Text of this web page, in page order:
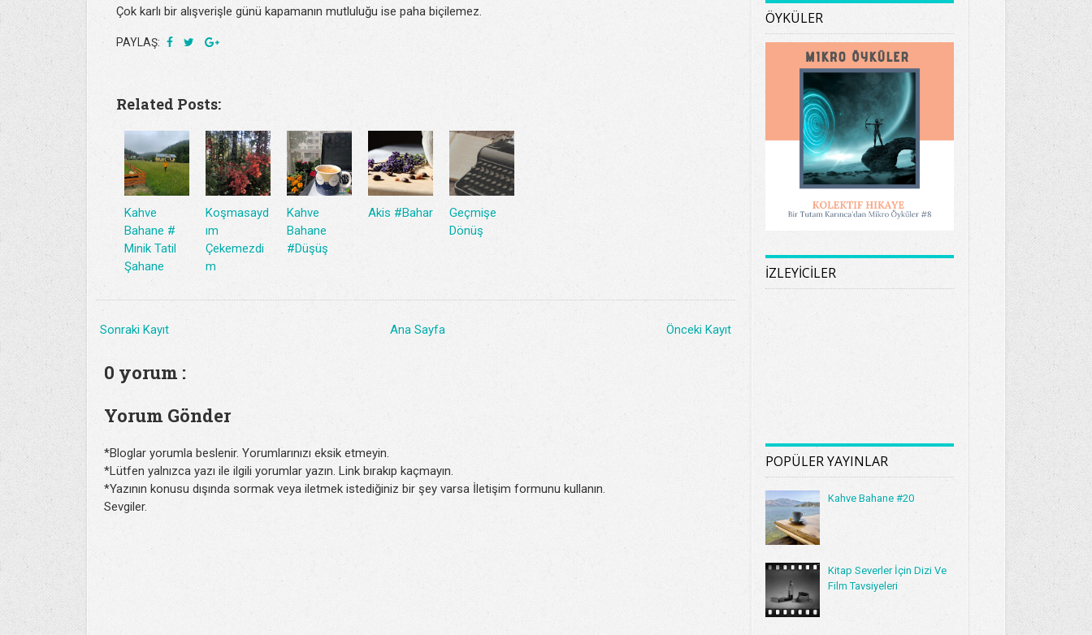
Çok karlı bir alışverişle günü kapamanın mutluluğu ise paha biçilemez.
PAYLAŞ:
Related Posts:
Kahve
Bahane #
Minik Tatil
Şahane
Koşmasayd
ım
Çekemezdi
m
Kahve
Bahane
#Düşüş
Akis #Bahar
Geçmişe
Dönüş
Sonraki Kayıt Önceki Kayıt
Ana Sayfa
0 yorum :
Yorum Gönder
*Bloglar yorumla beslenir. Yorumlarınızı eksik etmeyin.
*Lütfen yalnızca yazı ile ilgili yorumlar yazın. Link bırakıp kaçmayın.
*Yazının konusu dışında sormak veya iletmek istediğiniz bir şey varsa İletişim formunu kullanın.
Sevgiler.
ÖYKÜLER
İZLEYİCİLER
POPÜLER YAYINLAR
Kahve Bahane #20
Kitap Severler İçin Dizi Ve
Film Tavsiyeleri